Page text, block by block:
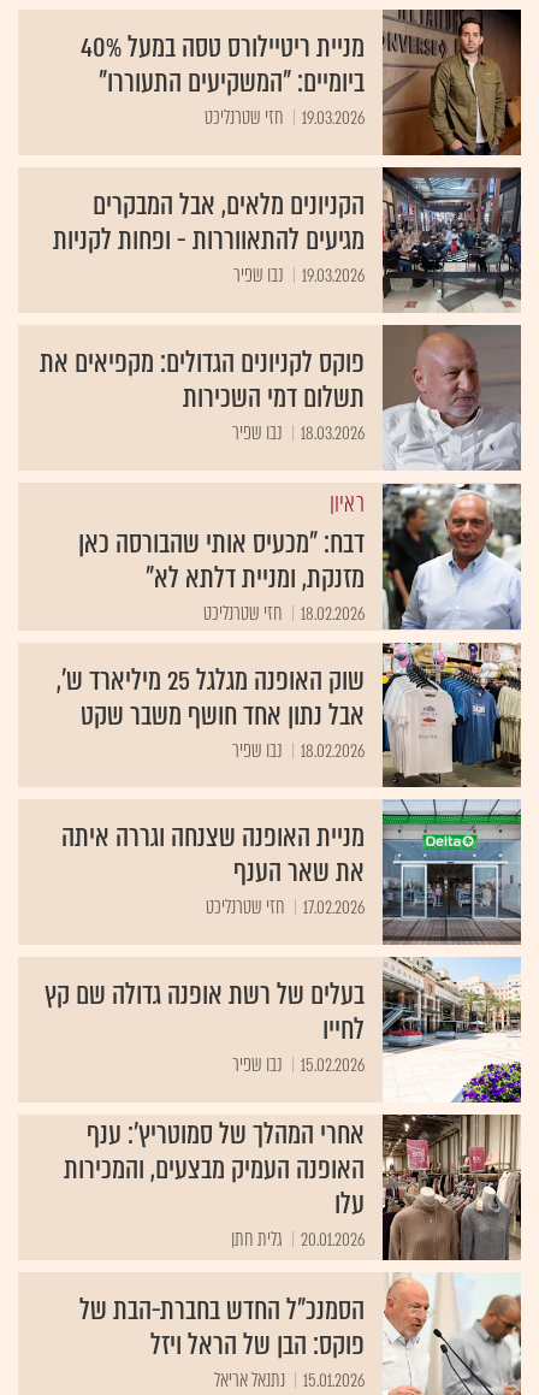
מניית ריטיילורס טסה במעל 40%
ביומיים: "המשקיעים התעוררו"
19.03.2026 חזי שטרנליכט
הקניונים מלאים, אבל המבקרים
מגיעים להתאווררות - ופחות לקניות
19.03.2026 נבו שפיר
פוקס לקניונים הגדולים: מקפיאים את
תשלום דמי השכירות
18.03.2026 נבו שפיר
ראיון
דבח: "מכעיס אותי שהבורסה כאן
מזנקת, ומניית דלתא לא"
18.02.2026 חזי שטרנליכט
שוק האופנה מגלגל 25 מיליארד ש',
אבל נתון אחד חושף משבר שקט
18.02.2026 נבו שפיר
מניית האופנה שצנחה וגררה איתה
את שאר הענף
17.02.2026 חזי שטרנליכט
בעלים של רשת אופנה גדולה שם קץ
לחייו
15.02.2026 נבו שפיר
אחרי המהלך של סמוטריץ': ענף
האופנה העמיק מבצעים, והמכירות
עלו
20.01.2026 גלית חתן
הסמנכ"ל החדש בחברת-הבת של
פוקס: הבן של הראל ויזל
15.01.2026 נתנאל אריאל